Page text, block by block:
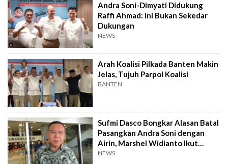
Andra Soni-Dimyati Didukung
Raffi Ahmad: Ini Bukan Sekedar
Dukungan
NEWS
Arah Koalisi Pilkada Banten Makin
Jelas, Tujuh Parpol Koalisi
BANTEN
Sufmi Dasco Bongkar Alasan Batal
Pasangkan Andra Soni dengan
Airin, Marshel Widianto Ikut
Terseret
NEWS